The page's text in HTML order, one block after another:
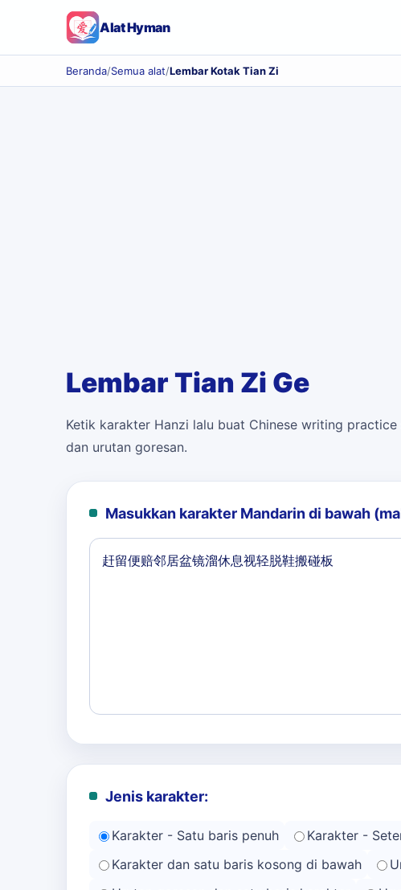
Alat Hyman
Beranda/Semua alat/Lembar Kotak Tian Zi
Lembar Tian Zi Ge
Ketik karakter Hanzi lalu buat Chinese writing
dan urutan goresan.
Masukkan karakter Mandarin di bawah
Jenis karakter:
Karakter - Satu baris penuh
Karakter -
Karakter dan satu baris kosong di bawah